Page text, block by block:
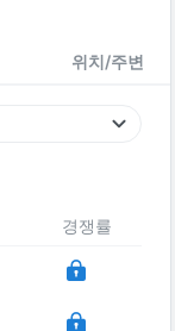
위치/주변
경쟁률